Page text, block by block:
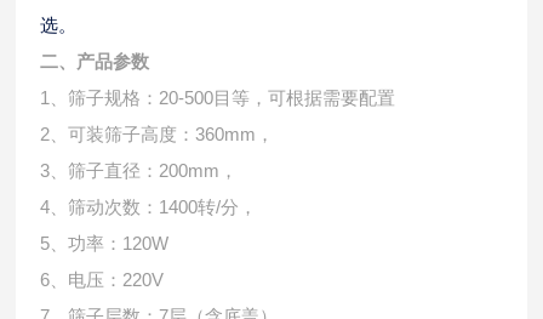
选。
二、产品参数
1、筛子规格：20-500目等，可根据需要配置
2、可装筛子高度：360mm，
3、筛子直径：200mm，
4、筛动次数：1400转/分，
5、功率：120W
6、电压：220V